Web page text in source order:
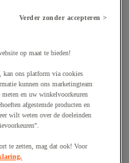
Verder zonder accepteren >
op maat te bieden!
kan ons platform via cookies
kunnen ons marketingteam
meten en uw winkelvoorkeuren
afgestemde producten en
wilt weten over de doeleinden
te zetten, mag dat ook! Voor